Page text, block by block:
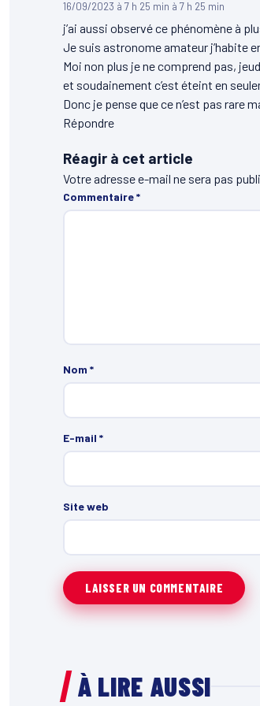
16/09/2023 à 7 h 25 min à 7 h 25 min
j’ai aussi observé ce phénomène à
Je suis astronome amateur j’habite
Moi non plus je ne comprend pas,
et soudainement c’est éteint en
Donc je pense que ce n’est pas rare
Répondre
Réagir à cet article
Votre adresse e-mail ne sera pas
Commentaire*
Nom *
E-mail *
Site web
À LIRE AUSSI